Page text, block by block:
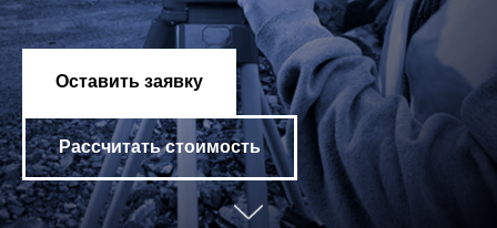
Оставить заявку
Рассчитать стоимость